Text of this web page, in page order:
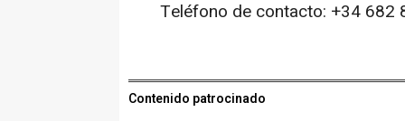
Teléfono de contacto: +34 682
Contenido patrocinado